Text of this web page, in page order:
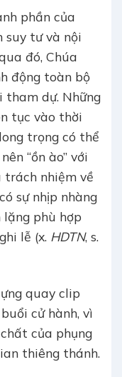
phần của
suy tư và nội
đó, Chúa
động toàn bộ
tham dự. Những
tục vào thời
trọng có thể
“ồn ào” với
trách nhiệm về
sự nhịp nhàng
phù hợp
lễ (x. HDTN, s.
quay clip
cử hành, vì
của phụng
thiêng thánh.